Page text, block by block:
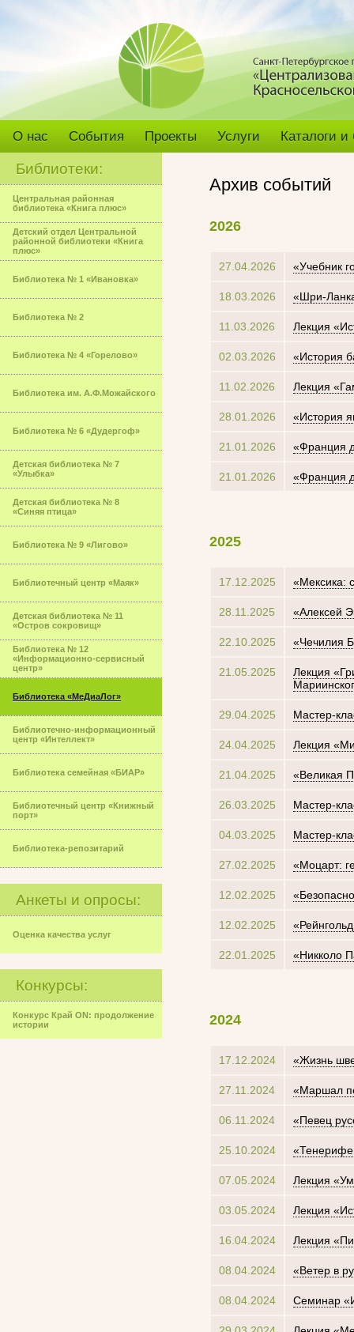
О нас События Проекты Услуги Каталоги
Библиотеки:
Центральная районная
библиотека «Книга плюс»
Детский отдел Центральной
районной библиотеки «Книга
плюс»
Библиотека № 1 «Ивановка»
Библиотека № 2
Библиотека № 4 «Горелово»
Библиотека им. А.Ф.Можайского
Библиотека № 6 «Дудергоф»
Детская библиотека № 7
«Улыбка»
Детская библиотека № 8
«Синяя птица»
Библиотека № 9 «Лигово»
Библиотечный центр «Маяк»
Детская библиотека № 11
«Остров сокровищ»
Библиотека № 12
«Информационно-сервисный
центр»
Библиотека «МеДиаЛог»
Библиотечно-информационный
центр «Интеллект»
Библиотека семейная «БИАР»
Библиотечный центр «Книжный
порт»
Библиотека-репозитарий
Анкеты и опросы:
Оценка качества услуг
Конкурсы:
Конкурс Край ON: продолжение
истории
Архив событий
2026
27.04.2026 «Учебник
18.03.2026 «Шри-
11.03.2026 Лекция
02.03.2026 «История
11.02.2026 Лекция
28.01.2026 «История
21.01.2026 «Франция
21.01.2026 «Франция
2025
17.12.2025 «Мексика:
28.11.2025 «Алексей
22.10.2025 «Чечилия
21.05.2025
Лекция
29.04.2025 Мастер-
24.04.2025 Лекция
21.04.2025 «Великая
26.03.2025 Мастер-
04.03.2025 Мастер-
27.02.2025 «Моцарт:
12.02.2025
12.02.2025
22.01.2025 «Никколо
2024
17.12.2024 «Жизнь
27.11.2024 «Маршал
06.11.2024 «Певец
25.10.2024
07.05.2024 Лекция
03.05.2024 Лекция
16.04.2024 Лекция
08.04.2024 «Ветер в
08.04.2024 Семинар